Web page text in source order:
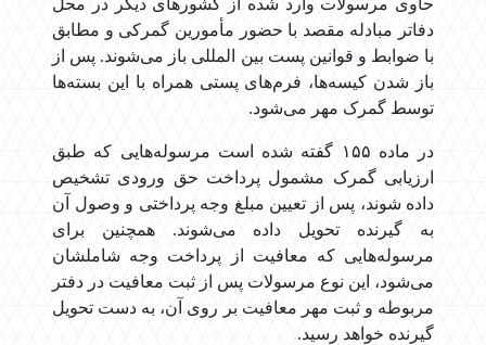
دفاتر مبادله مقصد با حضور مأمورین گمرکی و مطابق
با ضوابط و قوانین پست بین المللی باز می‌شوند. پس از
باز شدن کیسه‌ها، فرم‌های پستی همراه با این بسته‌ها
توسط گمرک مهر می‌شود.
در ماده ۱۵۵ گفته شده است مرسوله‌هایی که طبق
ارزیابی گمرک مشمول پرداخت حق ورودی تشخیص
داده شوند، پس از تعیین مبلغ وجه پرداختی و وصول آن
به گیرنده تحویل داده می‌شوند. همچنین برای
مرسوله‌هایی که معافیت از پرداخت وجه شاملشان
می‌شود، این نوع مرسولات پس از ثبت معافیت در دفتر
مربوطه و ثبت مهر معافیت بر روی آن، به دست تحویل
گیرنده خواهد رسید.